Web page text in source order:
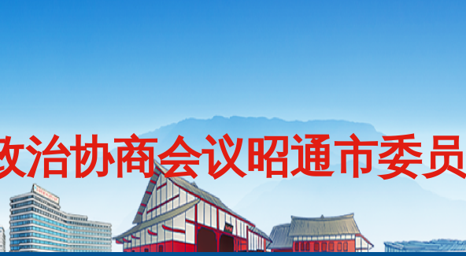
治协商会议昭通市委